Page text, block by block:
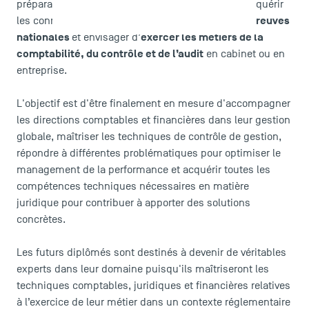
préparation au DSCG proposée par TSM permet d’acquérir
les connaissances nécessaires pour
passer les épreuves
nationales et envisager d’exercer les métiers de la
comptabilité, du contrôle et de l’audit en cabinet ou en
entreprise.
L'objectif est d'être finalement en mesure d'accompagner
les directions comptables et financières dans leur gestion
globale, maîtriser les techniques de contrôle de gestion,
répondre à différentes problématiques pour optimiser le
management de la performance et acquérir toutes les
compétences techniques nécessaires en matière
juridique pour contribuer à apporter des solutions
concrètes.
Les futurs diplômés sont destinés à devenir de véritables
experts dans leur domaine puisqu'ils maîtriseront les
techniques comptables, juridiques et financières relatives
à l’exercice de leur métier dans un contexte réglementaire